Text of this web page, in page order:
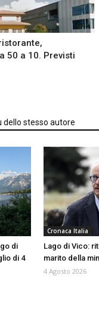
50 a 10. Previsti
dello stesso autore
di
di 4
Cronaca Italia
Lago di Vico:
marito della
4 Agosto 2026